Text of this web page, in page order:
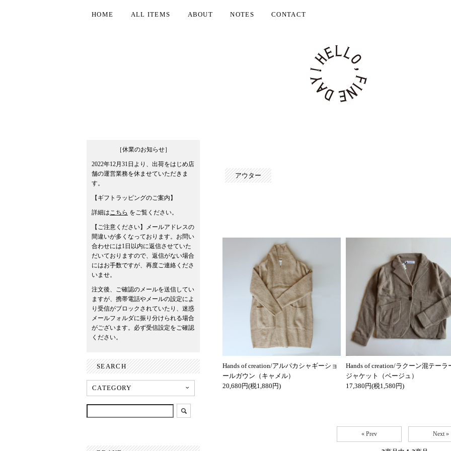
HOME ALL ITEMS ABOUT NOTES CONTACT
アウター
Hands of creation/アルパカシャギーショ
ールガウン（キャメル）
20,680円(税1,880円)
Hands of creation/ラクーン混テーラ
ジャケット（ベージュ）
17,380円(税1,580円)
« Prev Next »
［休業のお知らせ］
2022年12月31日より、出荷をはじめ店
舗の運営業務を休ませていただきま
す。
【ギフトラッピングのご案内】
詳細はこちら をご覧ください。
【ご注意ください】メールアドレスの
間違いが多くなっております。お問い
合わせには1日以内に返信させていた
だいておりますので、返信がない場合
にはお手数ですが、再度ご連絡くださ
いませ。
注文後、ご確認のメールを送信してい
ますが、携帯電話やメールの設定によ
り受信がブロックされていたり、迷惑
メールフォルダに振り分けられる場合
がございます。必ず受信設定をご確認
ください。
SEARCH